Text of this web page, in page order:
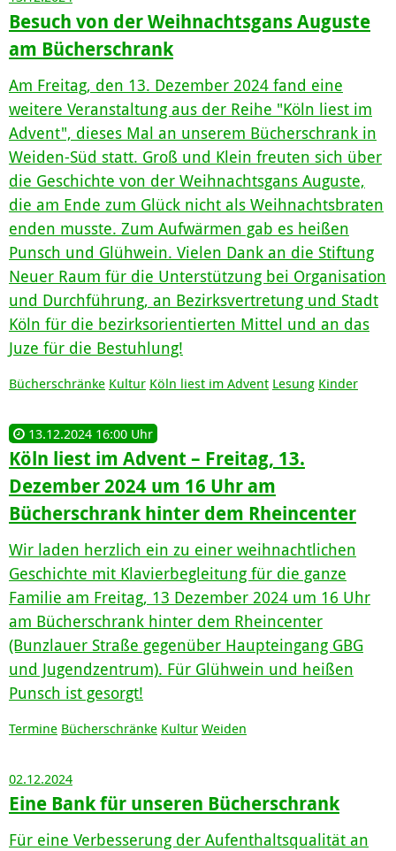
Besuch von der Weihnachtsgans Auguste
am Bücherschrank
Am Freitag, den 13. Dezember 2024 fand eine
weitere Veranstaltung aus der Reihe "Köln liest im
Advent", dieses Mal an unserem Bücherschrank in
Weiden-Süd statt. Groß und Klein freuten sich über
die Geschichte von der Weihnachtsgans Auguste,
die am Ende zum Glück nicht als Weihnachtsbraten
enden musste. Zum Aufwärmen gab es heißen
Punsch und Glühwein. Vielen Dank an die Stiftung
Neuer Raum für die Unterstützung bei Organisation
und Durchführung, an Bezirksvertretung und Stadt
Köln für die bezirksorientierten Mittel und an das
Juze für die Bestuhlung!
Bücherschränke Kultur Köln liest im Advent Lesung Kinder
13.12.2024 16:00 Uhr
Köln liest im Advent – Freitag, 13.
Dezember 2024 um 16 Uhr am
Bücherschrank hinter dem Rheincenter
Wir laden herzlich ein zu einer weihnachtlichen
Geschichte mit Klavierbegleitung für die ganze
Familie am Freitag, 13 Dezember 2024 um 16 Uhr
am Bücherschrank hinter dem Rheincenter
(Bunzlauer Straße gegenüber Haupteingang GBG
und Jugendzentrum). Für Glühwein und heißen
Punsch ist gesorgt!
Termine Bücherschränke Kultur Weiden
02.12.2024
Eine Bank für unseren Bücherschrank
Für eine Verbesserung der Aufenthaltsqualität an